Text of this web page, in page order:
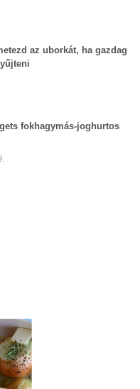
az uborkát, ha gazdag
fokhagymás-joghurtos